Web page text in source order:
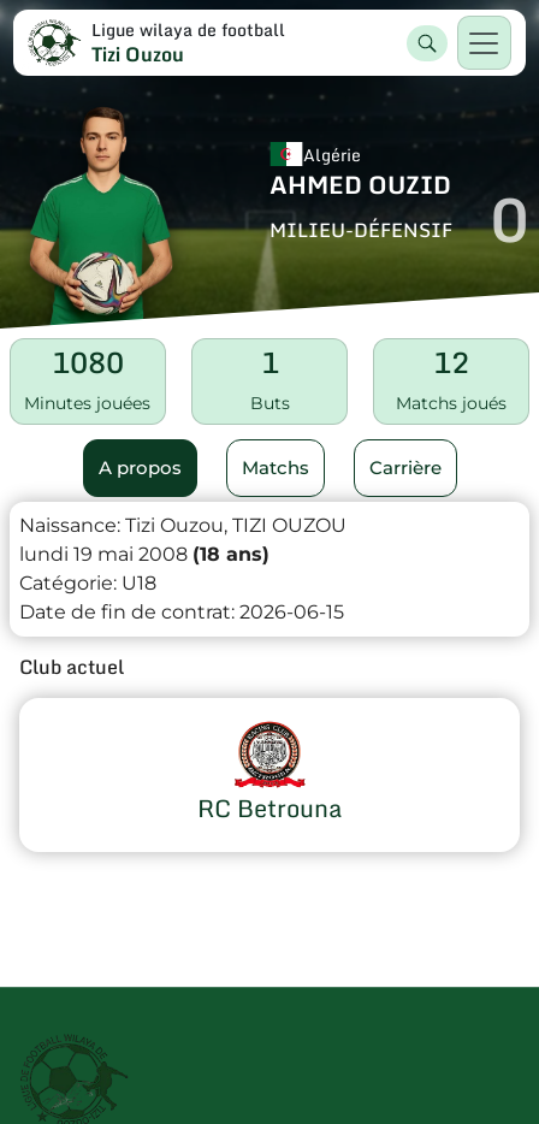
Ligue wilaya de football
Tizi Ouzou
Algérie
AHMED OUZID
MILIEU-DÉFENSIF 0
1080
Minutes jouées
1
Buts
12
Matchs joués
A propos Matchs Carrière
Naissance: Tizi Ouzou, TIZI OUZOU
lundi 19 mai 2008 (18 ans)
Catégorie: U18
Date de fin de contrat: 2026-06-15
Club actuel
RC Betrouna